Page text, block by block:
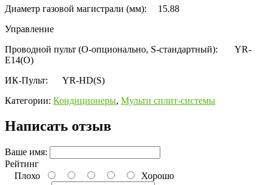
Диаметр газовой магистрали (мм):
15.88
Управление
Проводной пульт (О-опционально, S-стандартный):
YR-
E14(O)
ИК-Пульт:
YR-HD(S)
Категории: Кондиционеры, Мульти сплит-системы
Написать отзыв
Ваше имя:
Рейтинг
Плохо
Хорошо